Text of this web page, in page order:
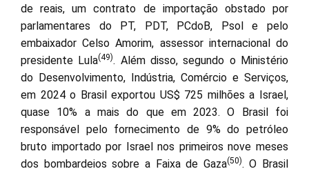
de reais, um contrato de importação obstado por
parlamentares do PT, PDT, PCdoB, Psol e pelo
embaixador Celso Amorim, assessor internacional do
presidente Lula(49). Além disso, segundo o Ministério
do Desenvolvimento, Indústria, Comércio e Serviços,
em 2024 o Brasil exportou US$ 725 milhões a Israel,
quase 10% a mais do que em 2023. O Brasil foi
responsável pelo fornecimento de 9% do petróleo
bruto importado por Israel nos primeiros nove meses
dos bombardeios sobre a Faixa de Gaza(50). O Brasil